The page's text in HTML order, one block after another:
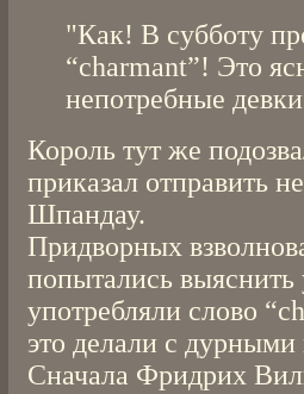
"Как! В субботу
“charmant”! Это
непотребные
Король тут же
приказал отправить
Шпандау.
Придворных
попытались
употребляли слово
это делали с
Сначала Фридрих